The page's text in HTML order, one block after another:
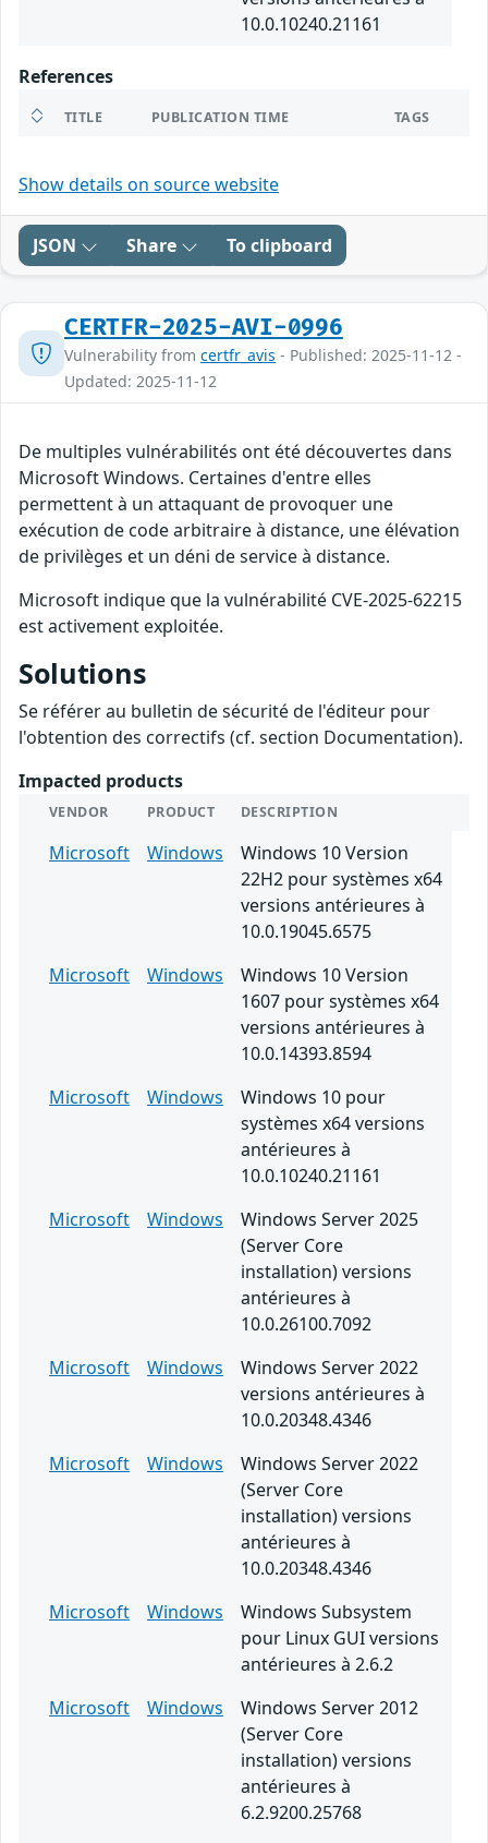
10.0.10240.21161
References
TITLE PUBLICATION TIME TAGS
Show details on source website
JSON Share To clipboard
CERTFR-2025-AVI-0996
Vulnerability from certfr_avis - Published: 2025-11-12 -
Updated: 2025-11-12
De multiples vulnérabilités ont été découvertes dans
Microsoft Windows. Certaines d'entre elles
permettent à un attaquant de provoquer une
exécution de code arbitraire à distance, une élévation
de privilèges et un déni de service à distance.
Microsoft indique que la vulnérabilité CVE-2025-62215
est activement exploitée.
Solutions
Se référer au bulletin de sécurité de l'éditeur pour
l'obtention des correctifs (cf. section Documentation).
Impacted products
VENDOR PRODUCT DESCRIPTION
Microsoft Windows
Windows 10 Version
22H2 pour systèmes x64
versions antérieures à
10.0.19045.6575
Microsoft
Windows
Windows 10 Version
1607 pour systèmes x64
versions antérieures à
10.0.14393.8594
Microsoft
Windows
Windows 10 pour
systèmes x64 versions
antérieures à
10.0.10240.21161
Microsoft
Windows
Windows Server 2025
(Server Core
installation) versions
antérieures à
10.0.26100.7092
Microsoft
Windows
Windows Server 2022
versions antérieures à
10.0.20348.4346
Microsoft
Windows
Windows Server 2022
(Server Core
installation) versions
antérieures à
10.0.20348.4346
Microsoft
Windows
Windows Subsystem
pour Linux GUI versions
antérieures à 2.6.2
Microsoft
Windows
Windows Server 2012
(Server Core
installation) versions
antérieures à
6.2.9200.25768